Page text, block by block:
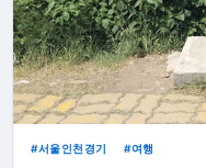
서울인천경기 여행